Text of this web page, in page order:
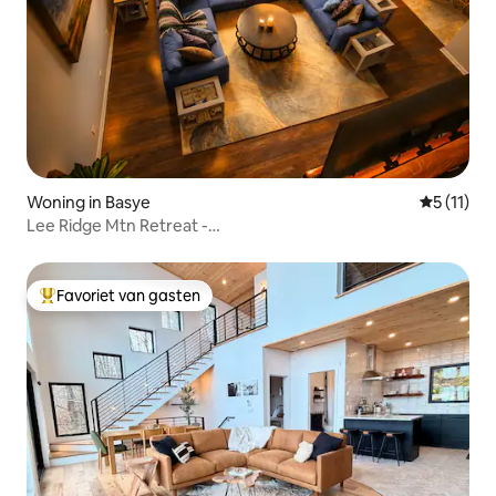
Woning in Basye
5 (11)
Lee Ridge Mtn Retreat -
Topfavoriet van gasten
Favoriet van gasten